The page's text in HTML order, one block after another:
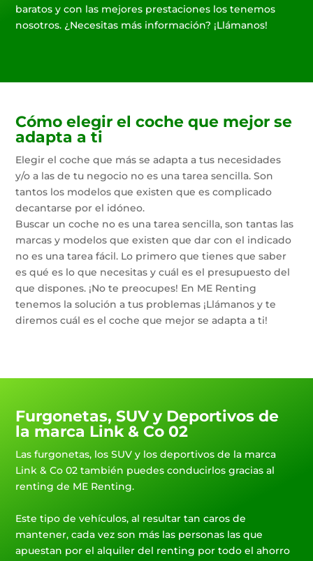
baratos y con las mejores prestaciones los tenemos
nosotros. ¿Necesitas más información? ¡Llámanos!
Cómo elegir el coche que mejor se
adapta a ti
Elegir el coche que más se adapta a tus necesidades
y/o a las de tu negocio no es una tarea sencilla. Son
tantos los modelos que existen que es complicado
decantarse por el idóneo.
Buscar un coche no es una tarea sencilla, son tantas las
marcas y modelos que existen que dar con el indicado
no es una tarea fácil. Lo primero que tienes que saber
es qué es lo que necesitas y cuál es el presupuesto del
que dispones. ¡No te preocupes! En ME Renting
tenemos la solución a tus problemas ¡Llámanos y te
diremos cuál es el coche que mejor se adapta a ti!
Furgonetas, SUV y Deportivos de
la marca Link & Co 02
Las furgonetas, los SUV y los deportivos de la marca
Link & Co 02 también puedes conducirlos gracias al
renting de ME Renting.
Este tipo de vehículos, al resultar tan caros de
mantener, cada vez son más las personas las que
apuestan por el alquiler del renting por todo el ahorro